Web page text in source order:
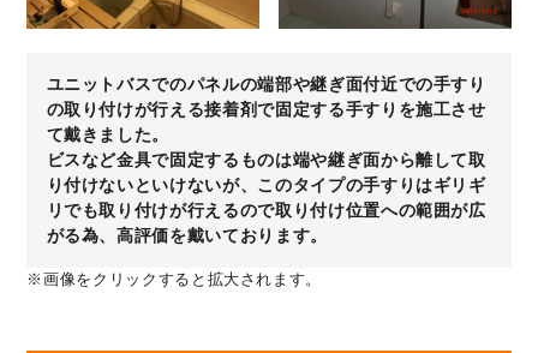
ユニットバスでのパネルの端部や継ぎ面付近での手すり
の取り付けが行える接着剤で固定する手すりを施工させ
て戴きました。
ビスなど金具で固定するものは端や継ぎ面から離して取
り付けないといけないが、このタイプの手すりはギリギ
リでも取り付けが行えるので取り付け位置への範囲が広
がる為、高評価を戴いております。
※画像をクリックすると拡大されます。